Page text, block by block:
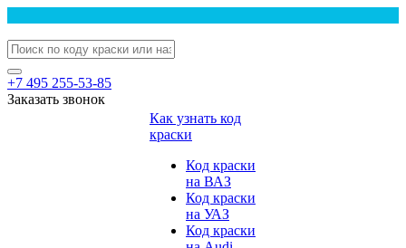
+7 495 255-53-85
Заказать звонок
Как узнать код
краски
Код краски
на ВАЗ
Код краски
на УАЗ
Код краски